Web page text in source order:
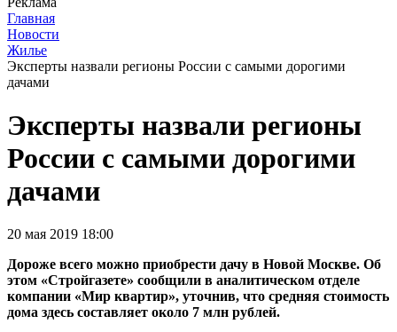
Главная
Новости
Жилье
Эксперты назвали регионы России с самыми дорогими
дачами
Эксперты назвали регионы
России с самыми дорогими
дачами
20 мая 2019 18:00
Дороже всего можно приобрести дачу в Новой Москве. Об
этом «Стройгазете» сообщили в аналитическом отделе
компании «Мир квартир», уточнив, что средняя стоимость
дома здесь составляет около 7 млн рублей.